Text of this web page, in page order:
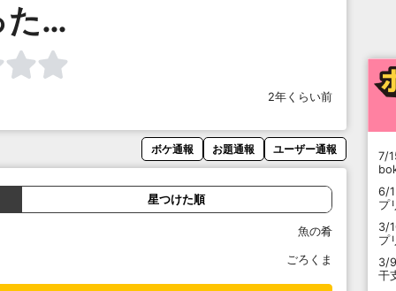
た…
2年くらい前
ボケ通報 お題通報 ユーザー通報
星つけた順
魚の肴
ごろくま
7/
6/
プ
3/
プ
3/9
干